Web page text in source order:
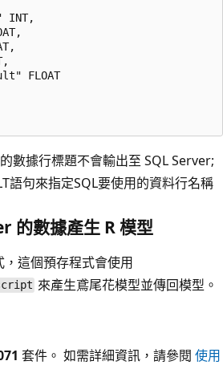
INT,
FLOAT
數據行標題不會輸出至 SQL Server;
語句來指定SQL要使用的資料行名稱
的數據產生 R 模型
這個預存程式會使用
來產生鳶尾花模型並傳回模型。
套件。 如需詳細資訊，請參閱 使用